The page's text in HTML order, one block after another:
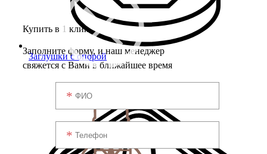
Заглушки с опорой
Купить в 1 клик
Заполните форму, и наш менеджер
свяжется с Вами в ближайшее время